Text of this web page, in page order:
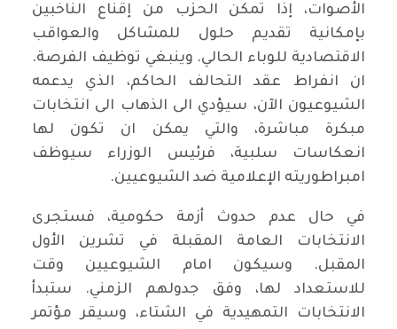
الأصوات، إذا تمكن الحزب من إقناع الناخبين
بإمكانية تقديم حلول للمشاكل والعواقب
الاقتصادية للوباء الحالي. وينبغي توظيف الفرصة.
ان انفراط عقد التحالف الحاكم، الذي يدعمه
الشيوعيون الآن، سيؤدي الى الذهاب الى انتخابات
مبكرة مباشرة، والتي يمكن ان تكون لها
انعكاسات سلبية، فرئيس الوزراء سيوظف
امبراطوريته الإعلامية ضد الشيوعيين.
في حال عدم حدوث أزمة حكومية، فستجرى
الانتخابات العامة المقبلة في تشرين الأول
المقبل. وسيكون امام الشيوعيين وقت
للاستعداد لها، وفق جدولهم الزمني. ستبدأ
الانتخابات التمهيدية في الشتاء، وسيقر مؤتمر